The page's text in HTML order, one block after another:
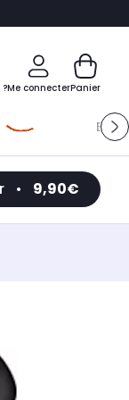
Me connecterPanier
• 9,90€